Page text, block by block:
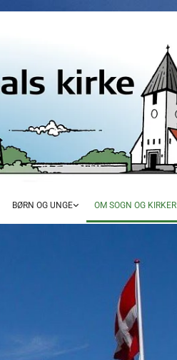
BØRN OG UNGE OM SOGN OG KIRKER